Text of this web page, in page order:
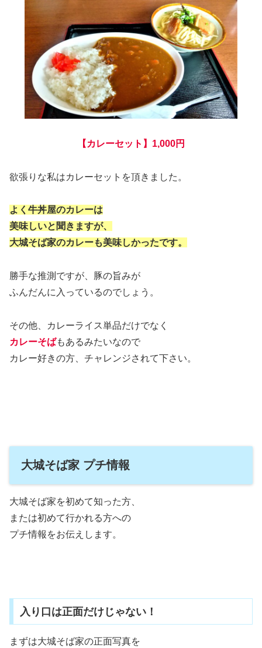
【カレーセット】1,000円
欲張りな私はカレーセットを頂きました。
よく牛丼屋のカレーは
美味しいと聞きますが、
大城そば家のカレーも美味しかったです。
勝手な推測ですが、豚の旨みが
ふんだんに入っているのでしょう。
その他、カレーライス単品だけでなく
カレーそばもあるみたいなので
カレー好きの方、チャレンジされて下さい。
大城そば家 プチ情報
大城そば家を初めて知った方、
または初めて行かれる方への
プチ情報をお伝えします。
入り口は正面だけじゃない！
まずは大城そば家の正面写真を